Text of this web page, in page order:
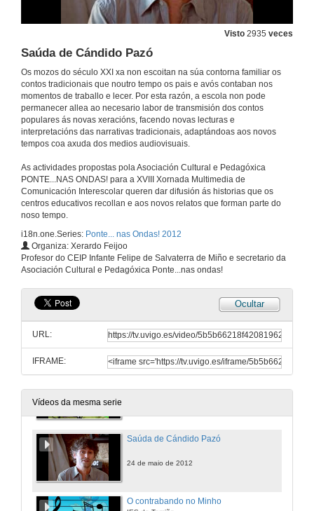
Visto 2935 veces
Saúda de Cándido Pazó
Os mozos do século XXI xa non escoitan na súa contorna familiar os
contos tradicionais que noutro tempo os pais e avós contaban nos
momentos de traballo e lecer. Por esta razón, a escola non pode
permanecer allea ao necesario labor de transmisión dos contos
populares ás novas xeracións, facendo novas lecturas e
interpretacións das narrativas tradicionais, adaptándoas aos novos
tempos coa axuda dos medios audiovisuais.
As actividades propostas pola Asociación Cultural e Pedagóxica
PONTE...NAS ONDAS! para a XVIII Xornada Multimedia de
Comunicación Interescolar queren dar difusión ás historias que os
centros educativos recollan e aos novos relatos que forman parte do
noso tempo.
i18n.one.Series: Ponte... nas Ondas! 2012
Organiza: Xerardo Feijoo
Profesor do CEIP Infante Felipe de Salvaterra de Miño e secretario da
Asociación Cultural e Pedagóxica Ponte...nas ondas!
Ocultar
URL:
IFRAME:
Vídeos da mesma serie
24 de maio de 2012
CEIP Humberto Juanes. Nigrán
24 de maio de 2012
Contos
CEIP Cedeira. Redondela
24 de maio de 2012
O lobo feroz
CEIP San Martiño. Salceda
Universidade do Minho (Braga)
25 de maio de 2012
Histórias do contrabando
Escola Básica e Secundária de Vila Nova de Cerveira
24 de maio de 2012
Saúda de Anxo Moure
Saúda de Cándido Pazó
24 de maio de 2012
O contrabando no Minho